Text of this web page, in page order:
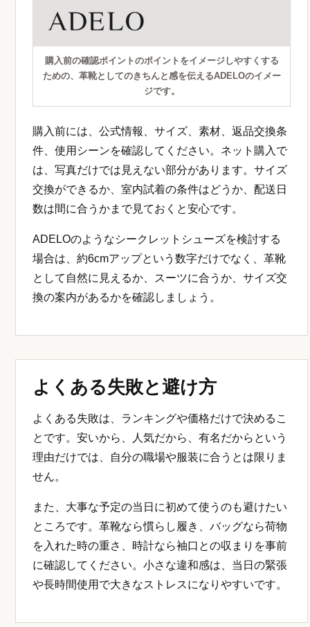
購入前の確認ポイントのポイントをイメージしやすくする
ための、革靴としてのきちんと感を伝えるADELOのイメー
ジです。
購入前には、公式情報、サイズ、素材、返品交換条
件、使用シーンを確認してください。ネット購入で
は、写真だけでは見えない部分があります。サイズ
交換ができるか、室内試着の条件はどうか、配送日
数は間に合うかまで見ておくと安心です。
ADELOのようなシークレットシューズを検討する
場合は、約6cmアップという数字だけでなく、革靴
として自然に見えるか、スーツに合うか、サイズ交
換の案内があるかを確認しましょう。
よくある失敗と避け方
よくある失敗は、ランキングや価格だけで決めるこ
とです。安いから、人気だから、有名だからという
理由だけでは、自分の職場や服装に合うとは限りま
せん。
また、大事な予定の当日に初めて使うのも避けたい
ところです。革靴なら慣らし履き、バッグなら荷物
を入れた時の重さ、時計なら袖口との収まりを事前
に確認してください。小さな違和感は、当日の緊張
や長時間使用で大きなストレスになりやすいです。